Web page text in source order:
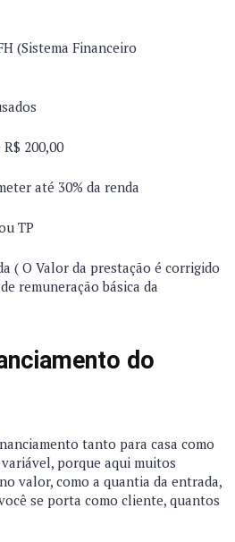
(Sistema Financeiro
200,00
até 30% da renda
TP
( O Valor da prestação é corrigido
remuneração básica da
do
tanto para casa como
porque aqui muitos
valor, como a quantia da entrada,
se porta como cliente, quantos